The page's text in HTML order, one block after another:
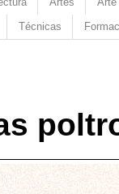
Técnicas